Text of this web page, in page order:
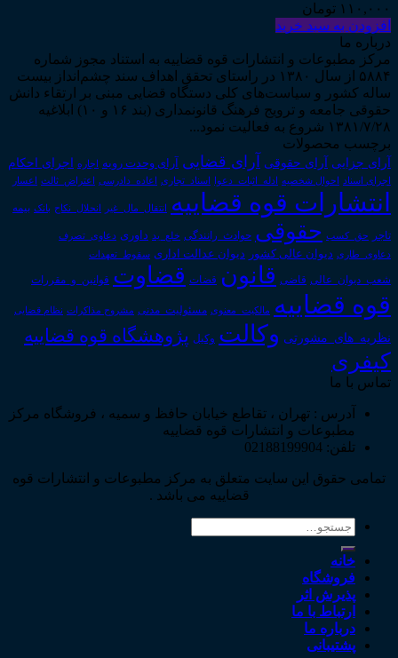
۱۱۰,۰۰۰ تومان
افزودن به سبد خرید
درباره ما
مرکز مطبوعات و انتشارات قوه قضاییه به استناد مجوز شماره
۵۸۸۴ از سال ۱۳۸۰ در راستای تحقق اهداف سند چشم‌انداز بیست
ساله کشور و سیاست‌های کلی دستگاه قضایی مبنی بر ارتقاء دانش
حقوقی جامعه و ترویج فرهنگ قانونمداری (بند ۱۶ و ۱۰) ابلاغیه
۱۳۸۱/۷/۲۸ شروع به فعالیت نمود...
برچسب محصولات
آرای جزایی آرای حقوقی آرای قضایی آرای وحدت رویه اجاره اجرای احکام
اجرای اسناد احوال شخصیه ادله_اثبات_دعوا اسناد_تجاری اعاده_دادرسی اعتراض_ثالث اعسار
انتشارات قوه قضاییه انتقال_مال_غیر انحلال_نکاح بانک بیمه
تاجر حق_کسب حقوقی حوادث_رانندگی خلع_ید داوری دعاوی_تصرف
دعاوی_طاری دیوان عالی کشور دیوان عدالت اداری سقوط_تعهدات
شعب_دیوان_عالی قاضی قانون قضات قضاوت قوانین_و_مقررات
قوه قضاییه مالکیت_معنوی مسئولیت_مدنی مشروح مذاکرات نظام قضایی
نظریه_های_مشورتی وکالت وکیل پژوهشگاه قوه قضاییه
کیفری
تماس با ما
آدرس : تهران ، تقاطع خیابان حافظ و سمیه ، فروشگاه مرکز
مطبوعات و انتشارات قوه قضاییه
تلفن: 02188199904
تمامی حقوق این سایت متعلق به مرکز مطبوعات و انتشارات قوه
قضاییه می باشد .
جستجو
خانه
فروشگاه
پذیرش اثر
ارتباط با ما
درباره ما
پشتیبانی